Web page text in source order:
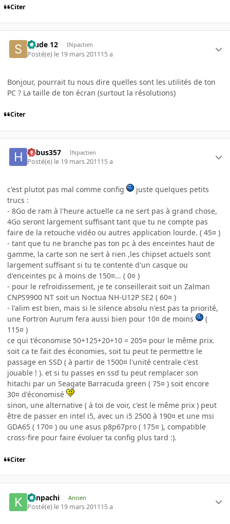
Citer
Stude 12 INpactien
Posté(e) le 19 mars 201115 a
Bonjour, pourrait tu nous dire quelles sont les utilités de ton
PC ? La taille de ton écran (surtout la résolutions)
Citer
hebus357 INpactien
Posté(e) le 19 mars 201115 a
c'est plutot pas mal comme config
juste quelques petits
trucs :
- 8Go de ram à l'heure actuelle ca ne sert pas à grand chose,
4Go seront largement suffisant tant que tu ne compte pas
faire de la retouche vidéo ou autres application lourde. ( 45¤ )
- tant que tu ne branche pas ton pc à des enceintes haut de
gamme, la carte son ne sert à rien ,les chipset actuels sont
largement suffisant si tu te contente d'un casque ou
d'enceintes pc à moins de 150¤... ( 0¤ )
- pour le refroidissement, je te conseillerait soit un Zalman
CNPS9900 NT soit un Noctua NH-U12P SE2 ( 60¤ )
- l'alim est bien, mais si le silence absolu n'est pas ta priorité,
une Fortron Aurum fera aussi bien pour 10¤ de moins
(
115¤ )
ce qui t'économise 50+125+20+10 = 205¤ pour le même prix.
soit ca te fait des économies, soit tu peut te permettre le
passage en SSD ( à partir de 1500¤ l'unité centrale c'est
jouable ! ). et si tu passes en ssd tu peut remplacer son
hitachi par un Seagate Barracuda green ( 75¤ ) soit encore
30¤ d'économisé
sinon, une alternative ( à toi de voir, c'est le même prix ) peut
être de passer en intel i5, avec un i5 2500 à 190¤ et une msi
GDA65 ( 170¤ ) ou une asus p8p67pro ( 175¤ ), compatible
cross-fire pour faire évoluer ta config plus tard :).
Citer
Kenpachi Ancien
Posté(e) le 19 mars 201115 a